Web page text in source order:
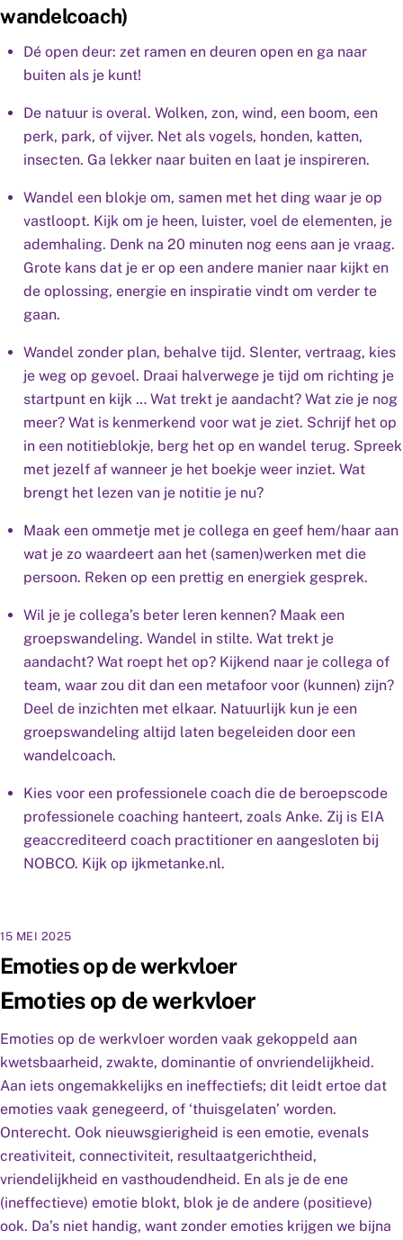
wandelcoach)
Dé open deur: zet ramen en deuren open en ga naar
buiten als je kunt!
De natuur is overal. Wolken, zon, wind, een boom, een
perk, park, of vijver. Net als vogels, honden, katten,
insecten. Ga lekker naar buiten en laat je inspireren.
Wandel een blokje om, samen met het ding waar je op
vastloopt. Kijk om je heen, luister, voel de elementen, je
ademhaling. Denk na 20 minuten nog eens aan je vraag.
Grote kans dat je er op een andere manier naar kijkt en
de oplossing, energie en inspiratie vindt om verder te
gaan.
Wandel zonder plan, behalve tijd. Slenter, vertraag, kies
je weg op gevoel. Draai halverwege je tijd om richting je
startpunt en kijk … Wat trekt je aandacht? Wat zie je nog
meer? Wat is kenmerkend voor wat je ziet. Schrijf het op
in een notitieblokje, berg het op en wandel terug. Spreek
met jezelf af wanneer je het boekje weer inziet. Wat
brengt het lezen van je notitie je nu?
Maak een ommetje met je collega en geef hem/haar aan
wat je zo waardeert aan het (samen)werken met die
persoon. Reken op een prettig en energiek gesprek.
Wil je je collega’s beter leren kennen? Maak een
groepswandeling. Wandel in stilte. Wat trekt je
aandacht? Wat roept het op? Kijkend naar je collega of
team, waar zou dit dan een metafoor voor (kunnen) zijn?
Deel de inzichten met elkaar. Natuurlijk kun je een
groepswandeling altijd laten begeleiden door een
wandelcoach.
Kies voor een professionele coach die de beroepscode
professionele coaching hanteert, zoals Anke. Zij is EIA
geaccrediteerd coach practitioner en aangesloten bij
NOBCO. Kijk op ijkmetanke.nl.
15 MEI 2025
Emoties op de werkvloer
Emoties op de werkvloer
Emoties op de werkvloer worden vaak gekoppeld aan
kwetsbaarheid, zwakte, dominantie of onvriendelijkheid.
Aan iets ongemakkelijks en ineffectiefs; dit leidt ertoe dat
emoties vaak genegeerd, of ‘thuisgelaten’ worden.
Onterecht. Ook nieuwsgierigheid is een emotie, evenals
creativiteit, connectiviteit, resultaatgerichtheid,
vriendelijkheid en vasthoudendheid. En als je de ene
(ineffectieve) emotie blokt, blok je de andere (positieve)
ook. Da’s niet handig, want zonder emoties krijgen we bijna